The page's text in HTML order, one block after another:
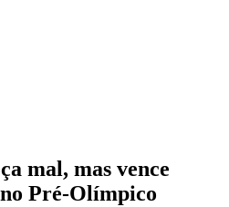
mal, mas vence
Pré-Olímpico